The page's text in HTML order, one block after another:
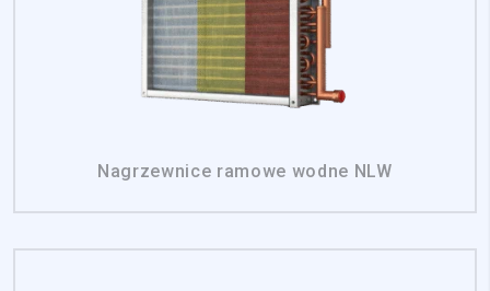
Nagrzewnice ramowe wodne NLW